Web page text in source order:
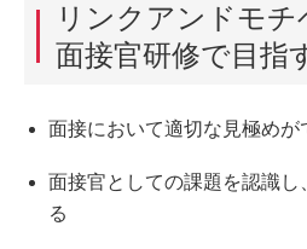
リンクアンドモチ
面接官研修で目指
面接において適切な見極めが
面接官としての課題を認識
る